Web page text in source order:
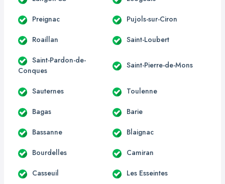
Preignac Pujols-sur-Ciron
Roaillan Saint-Loubert
Saint-Pardon-de-
Conques
Saint-Pierre-de-Mons
Sauternes Toulenne
Bagas Barie
Bassanne Blaignac
Bourdelles Camiran
Casseuil Les Esseintes